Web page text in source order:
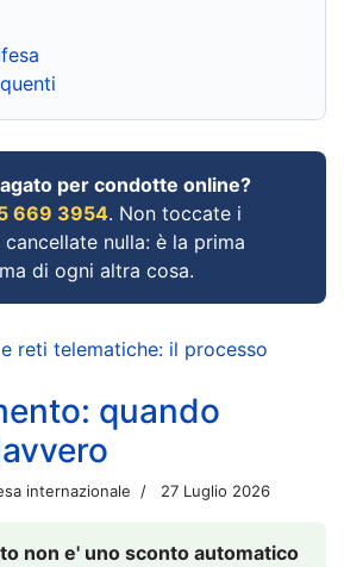
per condotte online?
669 3954. Non toccate i
nulla: è la prima
di ogni altra cosa.
reti telematiche: il processo
quando
internazionale 27 Luglio 2026
non e' uno sconto automatico